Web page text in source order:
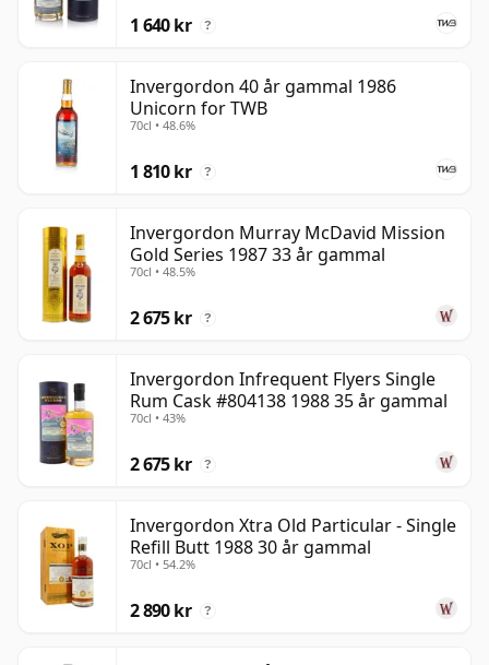
1 640 kr ?
Invergordon 40 år gammal 1986
Unicorn for TWB
70cl • 48.6%
1 810 kr ?
Invergordon Murray McDavid Mission
Gold Series 1987 33 år gammal
70cl • 48.5%
2 675 kr ?
Invergordon Infrequent Flyers Single
Rum Cask #804138 1988 35 år gammal
70cl • 43%
2 675 kr ?
Invergordon Xtra Old Particular - Single
Refill Butt 1988 30 år gammal
70cl • 54.2%
2 890 kr ?